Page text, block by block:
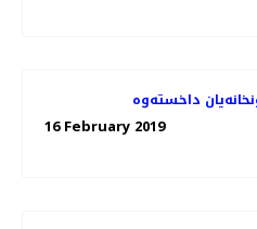
16 February 2019